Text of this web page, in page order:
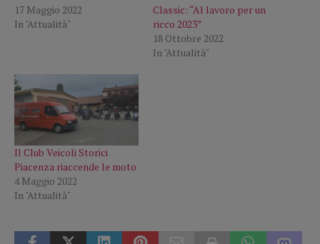
17 Maggio 2022
In "Attualità"
Classic: “Al lavoro per un
ricco 2023”
18 Ottobre 2022
In "Attualità"
Il Club Veicoli Storici
Piacenza riaccende le moto
4 Maggio 2022
In "Attualità"